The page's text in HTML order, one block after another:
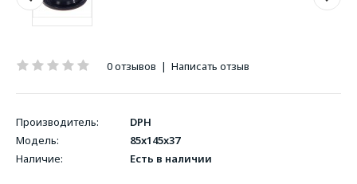
0 отзывов | Написать отзыв
Производитель:
DPH
Модель:
85x145x37
Наличие:
Есть в наличии